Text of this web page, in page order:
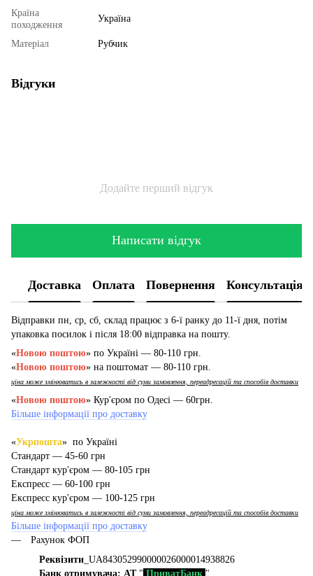
Країна
походження
Україна
Матеріал Рубчик
Відгуки
Додайте перший відгук
Написати відгук
Доставка Оплата Повернення Консультація
Відправки пн, ср, сб, склад працює з 6-ї ранку до 11-ї дня, потім
упаковка посилок і після 18:00 відправка на пошту.
«Новою поштою» по Україні — 80-110 грн.
«Новою поштою» на поштомат — 80-110 грн.
ціна може змінюватись в залежності від суми замовлення, переадресацій та способів доставки
«Новою поштою» Кур'єром по Одесі — 60грн.
Більше інформації про доставку
«Укрпошта» по Україні
Стандарт — 45-60 грн
Стандарт кур'єром — 80-105 грн
Експресс — 60-100 грн
Експресс кур'єром — 100-125 грн
ціна може змінюватись в залежності від суми замовлення, переадресацій та способів доставки
Більше інформації про доставку
Рахунок ФОП
Реквізити _UA843052990000026000014938826
Банк отримувача: АТ" ПриватБанк "